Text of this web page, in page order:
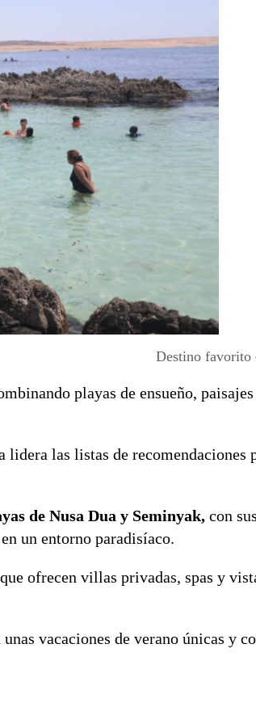
Destino favorito
playas de ensueño,
las listas de recomendaciones
de Nusa Dua y Seminyak, con
un entorno paradisíaco.
que ofrecen villas privadas, spas y
vacaciones de verano únicas y